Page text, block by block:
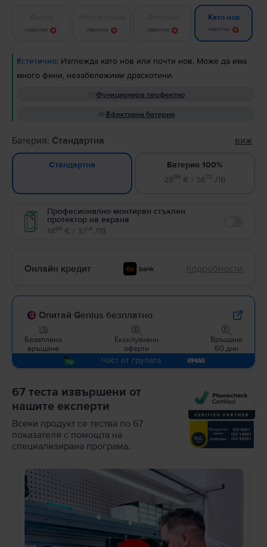
Известие Известие Известие
Като нов
Известие
Естетично: Изглежда като нов или почти нов. Може да има
много фини, незабележими драскотини.
Функционира перфектно
Ефективна батерия
Батерия: Стандартна виж
Стандартна
Батерия 100%
2899 € / 5670 ЛВ
Професионално монтиран стъклен
протектор на екрана
1899 € / 3714 ЛВ
Онлайн кредит подробности
Опитай Genius безплатно
Безаплано
връщане
Ексклузивни
оферти
Връщане
60 дни
Част от групата
67 теста извършени от
нашите експерти
Всеки продукт се тества по 67
показателя с помощта на
специализирана програма.